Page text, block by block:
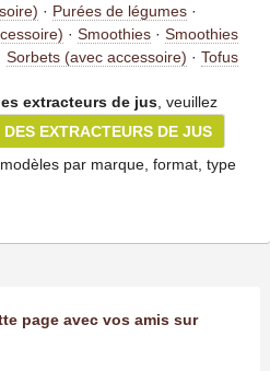
· Purées de légumes ·
· Smoothies · Smoothies
Sorbets (avec accessoire) · Tofus
extracteurs de jus , veuillez
EXTRACTEURS DE JUS
par marque, format, type
page avec vos amis sur